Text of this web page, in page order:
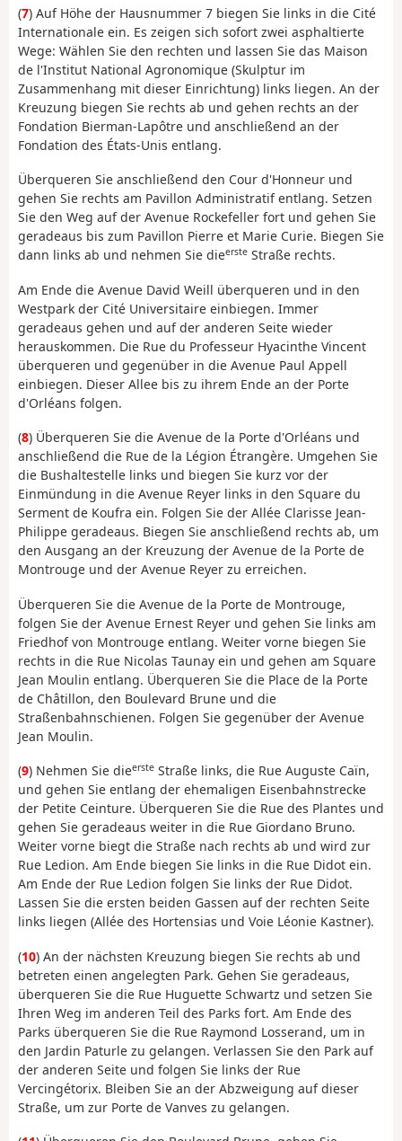
(7) Auf Höhe der Hausnummer 7 biegen Sie links in die Cité
Internationale ein. Es zeigen sich sofort zwei asphaltierte
Wege: Wählen Sie den rechten und lassen Sie das Maison
de l'Institut National Agronomique (Skulptur im
Zusammenhang mit dieser Einrichtung) links liegen. An der
Kreuzung biegen Sie rechts ab und gehen rechts an der
Fondation Bierman-Lapôtre und anschließend an der
Fondation des États-Unis entlang.
Überqueren Sie anschließend den Cour d'Honneur und
gehen Sie rechts am Pavillon Administratif entlang. Setzen
Sie den Weg auf der Avenue Rockefeller fort und gehen Sie
geradeaus bis zum Pavillon Pierre et Marie Curie. Biegen Sie
dann links ab und nehmen Sie dieerste Straße rechts.
Am Ende die Avenue David Weill überqueren und in den
Westpark der Cité Universitaire einbiegen. Immer
geradeaus gehen und auf der anderen Seite wieder
herauskommen. Die Rue du Professeur Hyacinthe Vincent
überqueren und gegenüber in die Avenue Paul Appell
einbiegen. Dieser Allee bis zu ihrem Ende an der Porte
d'Orléans folgen.
(8) Überqueren Sie die Avenue de la Porte d'Orléans und
anschließend die Rue de la Légion Étrangère. Umgehen Sie
die Bushaltestelle links und biegen Sie kurz vor der
Einmündung in die Avenue Reyer links in den Square du
Serment de Koufra ein. Folgen Sie der Allée Clarisse Jean-
Philippe geradeaus. Biegen Sie anschließend rechts ab, um
den Ausgang an der Kreuzung der Avenue de la Porte de
Montrouge und der Avenue Reyer zu erreichen.
Überqueren Sie die Avenue de la Porte de Montrouge,
folgen Sie der Avenue Ernest Reyer und gehen Sie links am
Friedhof von Montrouge entlang. Weiter vorne biegen Sie
rechts in die Rue Nicolas Taunay ein und gehen am Square
Jean Moulin entlang. Überqueren Sie die Place de la Porte
de Châtillon, den Boulevard Brune und die
Straßenbahnschienen. Folgen Sie gegenüber der Avenue
Jean Moulin.
(9) Nehmen Sie dieerste Straße links, die Rue Auguste Caïn,
und gehen Sie entlang der ehemaligen Eisenbahnstrecke
der Petite Ceinture. Überqueren Sie die Rue des Plantes und
gehen Sie geradeaus weiter in die Rue Giordano Bruno.
Weiter vorne biegt die Straße nach rechts ab und wird zur
Rue Ledion. Am Ende biegen Sie links in die Rue Didot ein.
Am Ende der Rue Ledion folgen Sie links der Rue Didot.
Lassen Sie die ersten beiden Gassen auf der rechten Seite
links liegen (Allée des Hortensias und Voie Léonie Kastner).
(10) An der nächsten Kreuzung biegen Sie rechts ab und
betreten einen angelegten Park. Gehen Sie geradeaus,
überqueren Sie die Rue Huguette Schwartz und setzen Sie
Ihren Weg im anderen Teil des Parks fort. Am Ende des
Parks überqueren Sie die Rue Raymond Losserand, um in
den Jardin Paturle zu gelangen. Verlassen Sie den Park auf
der anderen Seite und folgen Sie links der Rue
Vercingétorix. Bleiben Sie an der Abzweigung auf dieser
Straße, um zur Porte de Vanves zu gelangen.